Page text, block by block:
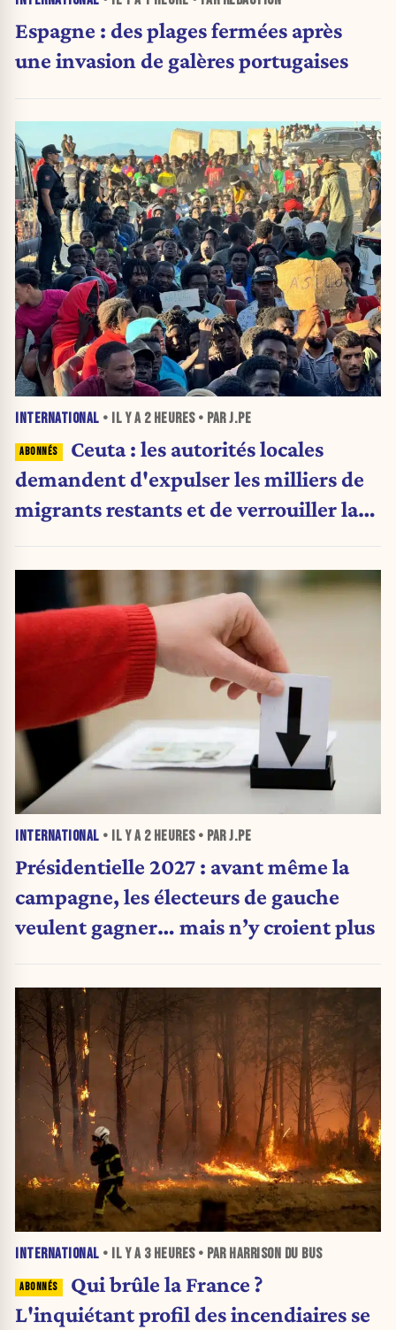
Espagne : des plages fermées après
une invasion de galères portugaises
INTERNATIONAL • IL Y A 2 HEURES• PAR J.PE
Ceuta : les autorités locales
demandent d'expulser les milliers de
migrants restants et de verrouiller la
INTERNATIONAL • IL Y A 2 HEURES• PAR J.PE
Présidentielle 2027 : avant même la
campagne, les électeurs de gauche
veulent gagner… mais n’y croient plus
INTERNATIONAL • IL Y A 3 HEURES• PAR HARRISON DU BUS
Qui brûle la France ?
L'inquiétant profil des incendiaires se